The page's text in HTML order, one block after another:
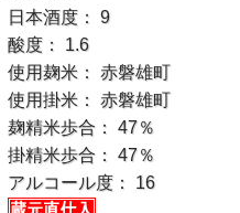
日本酒度： 9
酸度： 1.6
使用麹米： 赤磐雄町
使用掛米： 赤磐雄町
麹精米歩合： 47％
掛精米歩合： 47％
アルコール度： 16